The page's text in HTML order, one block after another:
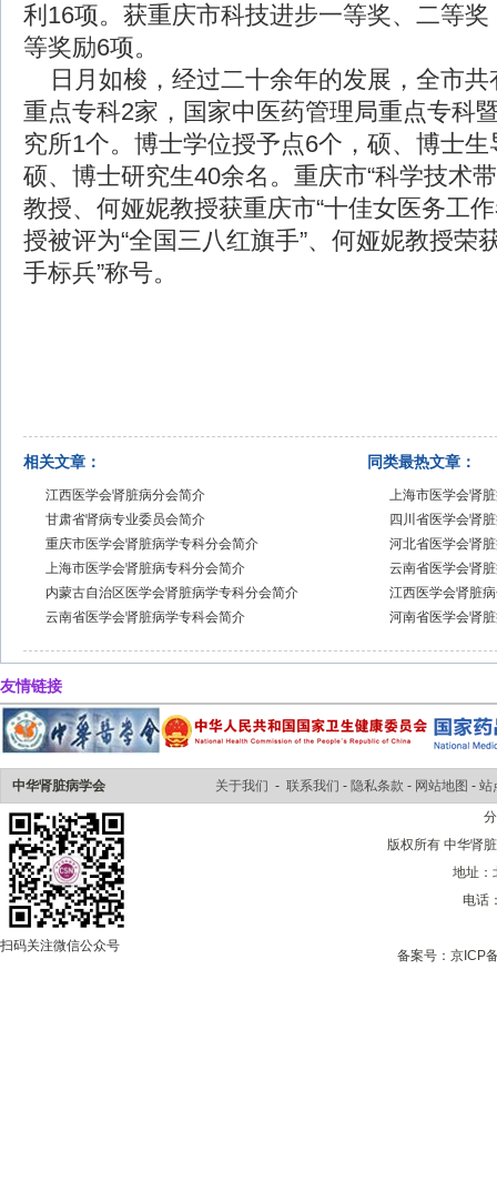
利16项。获重庆市科技进步一等奖、二等
等奖励6项。
日月如梭，经过二十余年的发展，全市共
重点专科2家，国家中医药管理局重点专科
究所1个。博士学位授予点6个，硕、博士
硕、博士研究生40余名。重庆市“科学技术
教授、何娅妮教授获重庆市“十佳女医务工
授被评为“全国三八红旗手”、何娅妮教授荣
手标兵”称号。
相关文章：
江西医学会肾脏病分会简介
甘肃省肾病专业委员会简介
重庆市医学会肾脏病学专科分会简介
上海市医学会肾脏病专科分会简介
内蒙古自治区医学会肾脏病学专科分会简介
云南省医学会肾脏病学专科会简介
同类最热文章：
上海市医学会肾
四川省医学会肾
河北省医学会肾
云南省医学会肾
江西医学会肾脏
河南省医学会肾
友情链接
中华肾脏病学会 关于我们 - 联系我们 - 隐私条款 - 网站地图 - 站
扫码关注微信公众号
版权所有 中华肾
地址：
电话
备案号：京ICP